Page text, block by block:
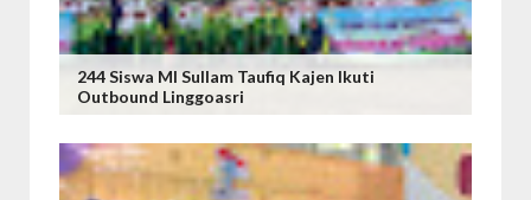
244 Siswa MI Sullam Taufiq Kajen Ikuti
Outbound Linggoasri